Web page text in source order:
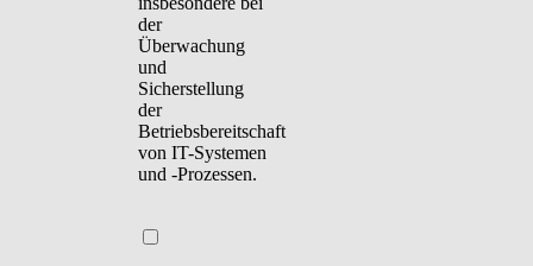
der
Überwachung
und
Sicherstellung
der
Betriebsbereitschaft
von IT-Systemen
und -Prozessen.